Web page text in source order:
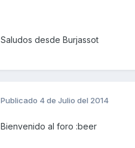
Saludos desde Burjassot
Publicado 4 de Julio del 2014
Bienvenido al foro :beer